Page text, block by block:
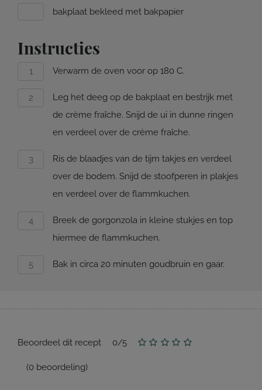
bakplaat bekleed met bakpapier
Instructies
Verwarm de oven voor op 180 C.
Leg het deeg op de bakplaat en bestrijk met
de crème fraîche. Snijd de ui in dunne ringen
en verdeel over de crème fraîche.
Ris de blaadjes van de tijm takjes en verdeel
over de bodem. Snijd de stoofperen in plakjes
en verdeel over de flammkuchen.
Breek de gorgonzola in kleine stukjes en top
hiermee de flammkuchen.
Bak in circa 20 minuten goudbruin en gaar.
Beoordeel dit recept 0/5
(0 beoordeling)